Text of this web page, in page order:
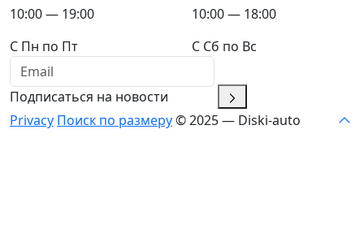
10:00 — 19:00
C Пн по Пт
10:00 — 18:00
C Сб по Вс
Подписаться на новости
Privacy Поиск по размеру© 2025 — Diski-auto